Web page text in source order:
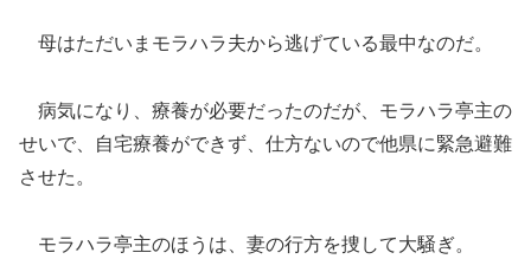
母はただいまモラハラ夫から逃げている最中なのだ。
病気になり、療養が必要だったのだが、モラハラ亭主の
せいで、自宅療養ができず、仕方ないので他県に緊急避難
させた。
モラハラ亭主のほうは、妻の行方を捜して大騒ぎ。